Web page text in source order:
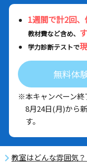
1週間で計2回
教材費など含め、
学力診断テストで
無料体
※本キャンペーン終
8月24日(月)から
す。
教室はどんな雰囲気